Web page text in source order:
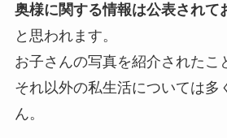
奥様に関する情報は公表されて
と思われます。
お子さんの写真を紹介されたこ
それ以外の私生活については多
ん。